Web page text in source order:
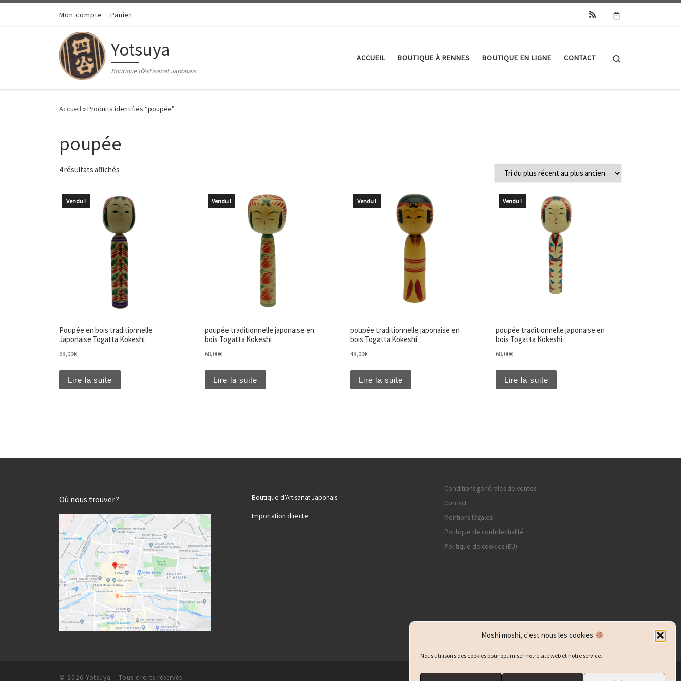
Moshi moshi, c'est nous les cookies
Nous utilisons des cookies pour optimiser notre site web et notre service.
Passer au contenuMon compte Panier
Yotsuya
Boutique d'Artisanat Japonais
ACCUEIL BOUTIQUE À RENNES BOUTIQUE EN LIGNE CONTACT
Accueil»Produits identifiés “poupée”
poupée
4 résultats affichés
Vendu !
Poupée en bois traditionnelle
Japonaise Togatta Kokeshi
68,00€
Lire la suite
Vendu !
poupée traditionnelle japonaise en
bois Togatta Kokeshi
68,00€
Lire la suite
Vendu !
poupée traditionnelle japonaise en
bois Togatta Kokeshi
48,00€
Lire la suite
Vendu !
poupée traditionnelle japonaise en
bois Togatta Kokeshi
68,00€
Lire la suite
Où nous trouver? Boutique d’Artisanat Japonais
Importation directe
Conditions générales de ventes
Contact
Mentions légales
Politique de confidentialité
Politique de cookies (EU)
© 2026 Yotsuya – Tous droits réservés